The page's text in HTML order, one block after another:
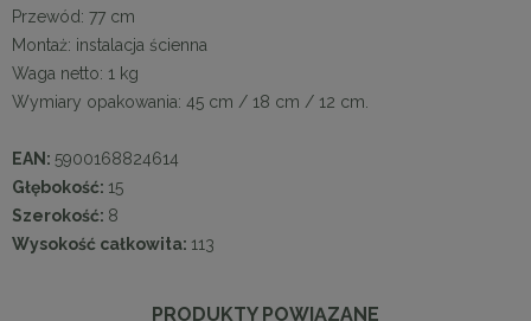
Przewód: 77 cm
Montaż: instalacja ścienna
Waga netto: 1 kg
Wymiary opakowania: 45 cm / 18 cm / 12 cm.
EAN: 5900168824614
Głębokość: 15
Szerokość: 8
Wysokość całkowita: 113
PRODUKTY POWIĄZANE